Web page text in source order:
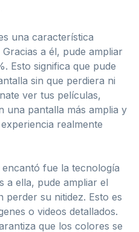
una característica
a él, pude ampliar
Esto significa que pude
sin que perdiera ni
ver tus películas,
una pantalla más amplia y
realmente
fue la tecnología
a ella, pude ampliar el
perder su nitidez. Esto es
o videos detallados.
que los colores se